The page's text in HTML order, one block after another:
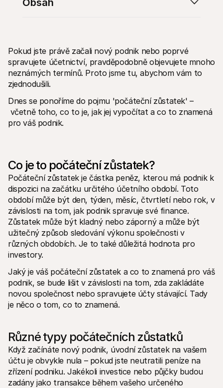
Technické zdroje
Portál pro vývojáře
Objevte vývojářské zdroje a update
Integrujte Mollie pomocí připravených knihoven
Komunita na Discordu
Připojte se k naší komunitě vývojářů
Mollie
O Mollie
Zjistěte více o našem příběhu a
hodnotách
Novinky
Přečtěte si nejnovější zprávy od
Mollie
Kariéra
Přidejte se k nám - hledáme nové
kolegy!
Kontakt
Pro nakupující
Zjistěte, proč se Mollie objevila na vašem bankovním výpisu
Pro zákazníky Mollie
Obraťte se na náš tým zákaznické podpory
Kontaktujte obchodní tým
Zjistěte, jak můžeme pomoci vašemu podnikání
Pokud jste právě začali nový podnik nebo poprvé
spravujete účetnictví, pravděpodobně objevujete mnoho
neznámých termínů. Proto jsme tu, abychom vám to
zjednodušili.
Dnes se ponoříme do pojmu 'počáteční zůstatek' –
včetně toho, co to je, jak jej vypočítat a co to znamená
pro váš podnik.
Co je to počáteční zůstatek?
Počáteční zůstatek je částka peněz, kterou má podnik k
dispozici na začátku určitého účetního období. Toto
období může být den, týden, měsíc, čtvrtletí nebo rok, v
závislosti na tom, jak podnik spravuje své finance.
Zůstatek může být kladný nebo záporný a může být
užitečný způsob sledování výkonu společnosti v
různých obdobích. Je to také důležitá hodnota pro
investory.
Jaký je váš počáteční zůstatek a co to znamená pro váš
podnik, se bude lišit v závislosti na tom, zda zakládáte
novou společnost nebo spravujete účty stávající. Tady
je něco o tom, co to znamená.
Různé typy počátečních zůstatků
Když začínáte nový podnik, úvodní zůstatek na vašem
účtu je obvykle nula – pokud jste neutratili peníze na
zřízení podniku. Jakékoli investice nebo půjčky budou
zadány jako transakce během vašeho určeného
Obsah